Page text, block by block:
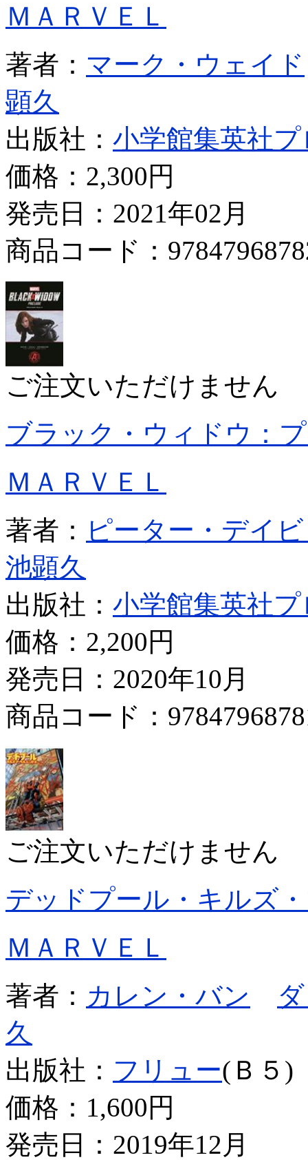
ＭＡＲＶＥＬ
著者： マーク・ウェイド
顕久
出版社： 小学館集英社
価格： 2,300円
発売日：2021年02月
商品コード：
ご注文いただけません
ブラック・ウィドウ：
ＭＡＲＶＥＬ
著者： ピーター・デイ
池顕久
出版社： 小学館集英社
価格： 2,200円
発売日：2020年10月
商品コード：
ご注文いただけません
デッドプール・キルズ
ＭＡＲＶＥＬ
著者： カレン・バン
久
出版社： フリュー(Ｂ５)
価格： 1,600円
発売日：2019年12月